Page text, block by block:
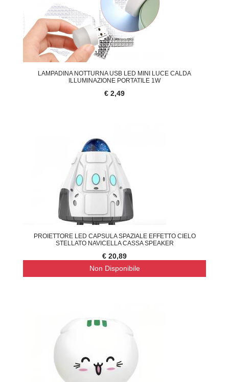
LAMPADINA NOTTURNA USB LED MINI LUCE CALDA
ILLUMINAZIONE PORTATILE 1W
€ 2,49
PROIETTORE LED CAPSULA SPAZIALE EFFETTO CIELO
STELLATO NAVICELLA CASSA SPEAKER
€ 20,89
Non Disponibile